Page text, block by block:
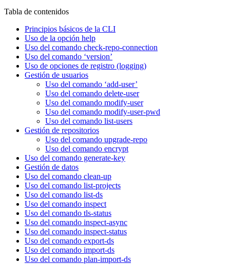
Tabla de contenidos
Principios básicos de la CLI
Uso de la opción help
Uso del comando check-repo-connection
Uso del comando ‘version’
Uso de opciones de registro (logging)
Gestión de usuarios
Uso del comando ‘add-user’
Uso del comando delete-user
Uso del comando modify-user
Uso del comando modify-user-pwd
Uso del comando list-users
Gestión de repositorios
Uso del comando upgrade-repo
Uso del comando encrypt
Uso del comando generate-key
Gestión de datos
Uso del comando clean-up
Uso del comando list-projects
Uso del comando list-ds
Uso del comando inspect
Uso del comando tls-status
Uso del comando inspect-async
Uso del comando inspect-status
Uso del comando export-ds
Uso del comando import-ds
Uso del comando plan-import-ds